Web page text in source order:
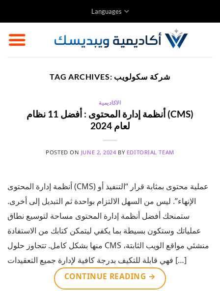
to
content
Languages
TAG ARCHIVES: شركة سكولويب
الاكاديمية
أنظمة إدارة المحتوى : أفضل 11 نظام (CMS)
لعام 2024
POSTED ON JUNE 2, 2024 BY EDITORIAL TEAM
أنظمة إدارة المحتوى (CMS) عملية محتوى بمثابة قرار “التنفيذ أو
الإنهاء”. ليس من السهل الالتزام بواحدة ثم التبديل إلى أخرى.
ستمنحك أفضل أنظمة إدارة المحتوى مساحة لتوسيع نطاق
عملياتك وستكون بسيطة بما يكفي ليتمكن كتابك من الاستفادة
منها بشكل كامل. تتجاوز حلول CMS منشئي مواقع الويب الثابتة،
فهي قابلة للتكيف بدرجة كافية لإدارة جميع التعقيدات […]
CONTINUE READING →